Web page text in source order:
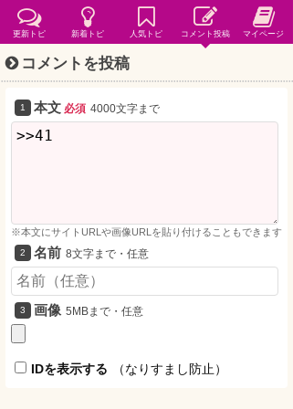
コメントを投稿
本文 必須 4000文字まで
※本文にサイトURLや画像URLを貼り付けることもできます
名前 8文字まで・任意
画像 5MBまで・任意
IDを表示する （なりすまし防止）
更新トピ 新着トピ 人気トピ コメント投稿 マイページ